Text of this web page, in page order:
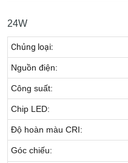
24W
Chủng loại:
Nguồn điện:
Công suất:
Chip LED:
Độ hoàn màu CRI:
Góc chiếu: